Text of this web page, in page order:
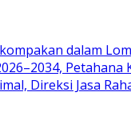
dalam
Direksi Jasa